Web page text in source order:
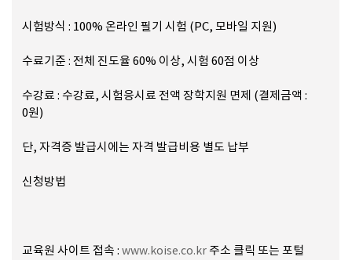
시험방식 : 100% 온라인 필기 시험 (PC, 모바일 지원)
수료기준 : 전체 진도율 60% 이상, 시험 60점 이상
수강료 : 수강료, 시험응시료 전액 장학지원 면제 (결제금액 :
0원)
단, 자격증 발급시에는 자격 발급비용 별도 납부
신청방법
교육원 사이트 접속 : www.koise.co.kr주소 클릭 또는 포털